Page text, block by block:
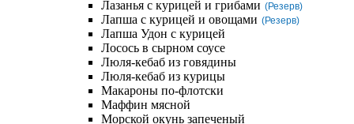
Лазанья с курицей и грибами (Резерв)
Лапша с курицей и овощами (Резерв)
Лапша Удон с курицей
Лосось в сырном соусе
Люля-кебаб из говядины
Люля-кебаб из курицы
Макароны по-флотски
Маффин мясной
Морской окунь запеченый